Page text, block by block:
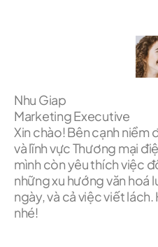
Nhu Giap
Marketing Executive
Xin chào! Bên cạnh niềm
và lĩnh vực Thương mại
mình còn yêu thích việc
những xu hướng văn hoá
ngày, và cả việc viết
nhé!